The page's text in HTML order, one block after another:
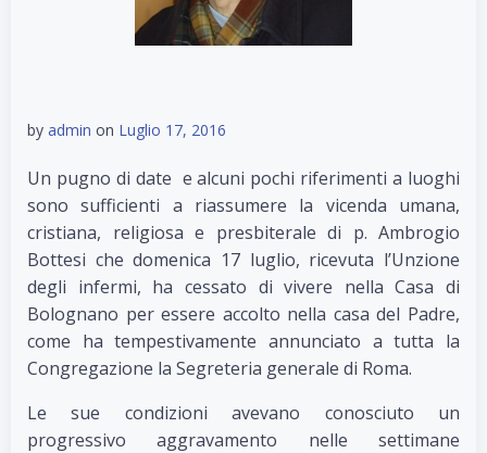
by admin on Luglio 17, 2016
Un pugno di date e alcuni pochi riferimenti a luoghi
sono sufficienti a riassumere la vicenda umana,
cristiana, religiosa e presbiterale di p. Ambrogio
Bottesi che domenica 17 luglio, ricevuta l’Unzione
degli infermi, ha cessato di vivere nella Casa di
Bolognano per essere accolto nella casa del Padre,
come ha tempestivamente annunciato a tutta la
Congregazione la Segreteria generale di Roma.
Le sue condizioni avevano conosciuto un
progressivo aggravamento nelle settimane